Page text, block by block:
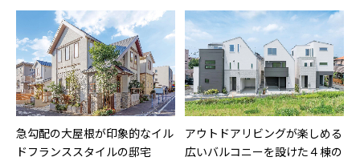
急勾配の大屋根が印象的なイル
ドフランススタイルの邸宅
アウトドアリビングが楽しめる
広いバルコニーを設けた４棟の